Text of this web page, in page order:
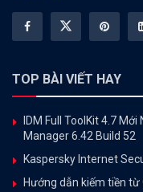
TOP BÀI VIẾT HAY
IDM Full ToolKit 4.7
Manager 6.42 Build 52
Kaspersky Internet
Hướng dẫn kiếm tiền